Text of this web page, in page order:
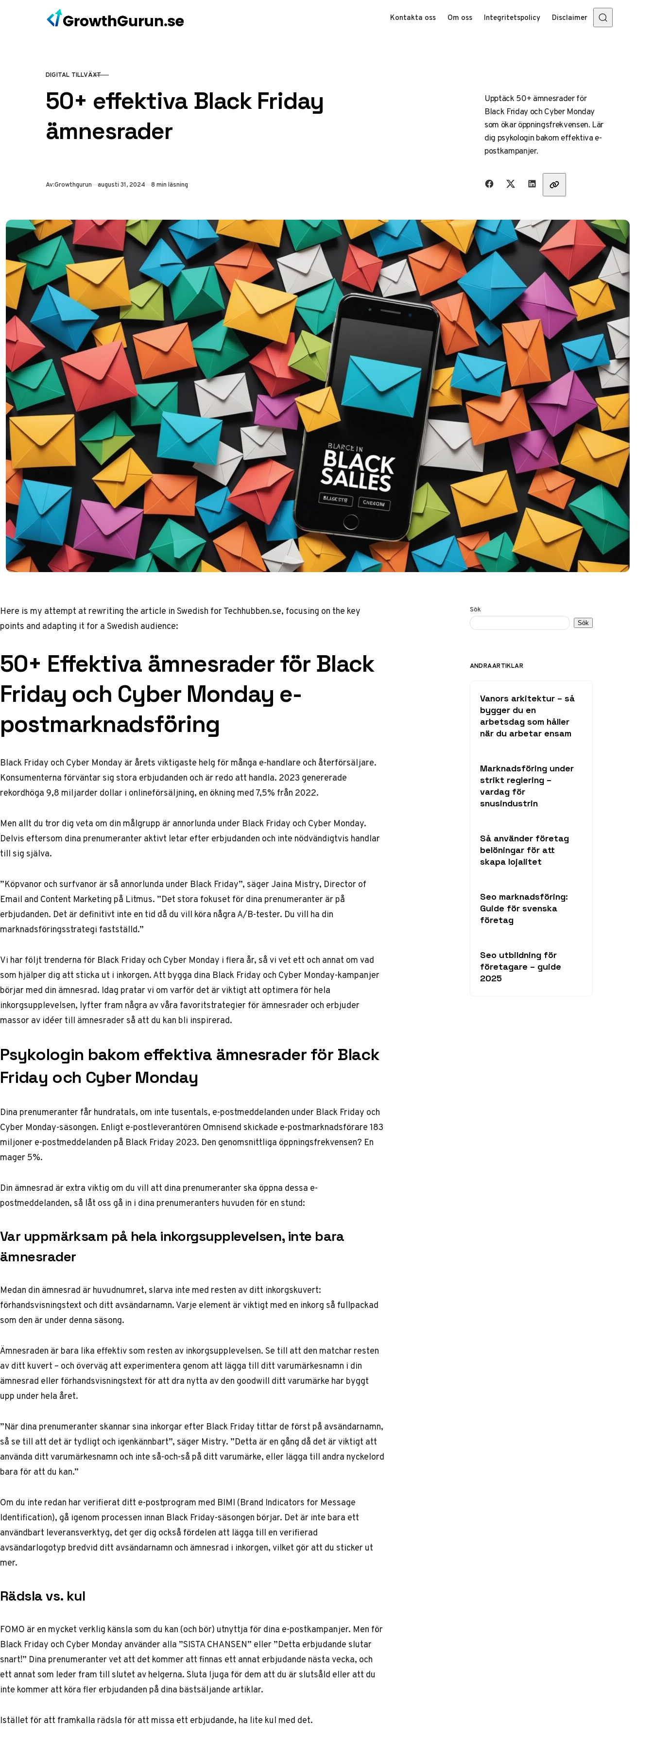
Hoppa till innehåll
Kontakta oss Om oss Integritetspolicy Disclaimer
KATEGORI
DIGITAL TILLVÄXT
50+ effektiva Black Friday
ämnesrader
Upptäck 50+ ämnesrader för
Black Friday och Cyber Monday
som ökar öppningsfrekvensen. Lär
dig psykologin bakom effektiva e-
postkampanjer.
Av:Growthgurun Publicerad
augusti 31, 2024 8 min läsning Dela med vänner
Here is my attempt at rewriting the article in Swedish for Techhubben.se, focusing on the key
points and adapting it for a Swedish audience:
50+ Effektiva ämnesrader för Black
Friday och Cyber Monday e-
postmarknadsföring
Black Friday och Cyber Monday är årets viktigaste helg för många e-handlare och återförsäljare.
Konsumenterna förväntar sig stora erbjudanden och är redo att handla. 2023 genererade
rekordhöga 9,8 miljarder dollar i onlineförsäljning, en ökning med 7,5% från 2022.
Men allt du tror dig veta om din målgrupp är annorlunda under Black Friday och Cyber Monday.
Delvis eftersom dina prenumeranter aktivt letar efter erbjudanden och inte nödvändigtvis handlar
till sig själva.
”Köpvanor och surfvanor är så annorlunda under Black Friday”, säger Jaina Mistry, Director of
Email and Content Marketing på Litmus. ”Det stora fokuset för dina prenumeranter är på
erbjudanden. Det är definitivt inte en tid då du vill köra några A/B-tester. Du vill ha din
marknadsföringsstrategi fastställd.”
Vi har följt trenderna för Black Friday och Cyber Monday i flera år, så vi vet ett och annat om vad
som hjälper dig att sticka ut i inkorgen. Att bygga dina Black Friday och Cyber Monday-kampanjer
börjar med din ämnesrad. Idag pratar vi om varför det är viktigt att optimera för hela
inkorgsupplevelsen, lyfter fram några av våra favoritstrategier för ämnesrader och erbjuder
massor av idéer till ämnesrader så att du kan bli inspirerad.
Psykologin bakom effektiva ämnesrader för Black
Friday och Cyber Monday
Dina prenumeranter får hundratals, om inte tusentals, e-postmeddelanden under Black Friday och
Cyber Monday-säsongen. Enligt e-postleverantören Omnisend skickade e-postmarknadsförare183
miljoner e-postmeddelanden på Black Friday 2023. Den genomsnittliga öppningsfrekvensen? En
mager 5%.
Din ämnesrad är extra viktig om du vill att dina prenumeranter ska öppna dessa e-
postmeddelanden, så låt oss gå in i dina prenumeranters huvuden för en stund:
Var uppmärksam på hela inkorgsupplevelsen, inte bara
ämnesrader
Medan din ämnesrad är huvudnumret, slarva inte med resten av ditt inkorgskuvert:
förhandsvisningstext och ditt avsändarnamn. Varje element är viktigt med en inkorg så fullpackad
som den är under denna säsong.
Ämnesraden är bara lika effektiv som resten av inkorgsupplevelsen. Se till att den matchar resten
av ditt kuvert – och överväg att experimentera genom att lägga till ditt varumärkesnamn i din
ämnesrad eller förhandsvisningstext för att dra nytta av den goodwill ditt varumärke har byggt
upp under hela året.
”När dina prenumeranter skannar sina inkorgar efter Black Friday tittar de först på avsändarnamn,
så se till att det är tydligt och igenkännbart”, säger Mistry. ”Detta är en gång då det är viktigt att
använda ditt varumärkesnamn och inte så-och-så på ditt varumärke, eller lägga till andra nyckelord
bara för att du kan.”
Om du inte redan har verifierat ditt e-postprogram med BIMI (Brand Indicators for Message
Identification), gå igenom processen innan Black Friday-säsongen börjar. Det är inte bara ett
användbart leveransverktyg, det ger dig också fördelen att lägga till en verifierad
avsändarlogotyp bredvid ditt avsändarnamn och ämnesrad i inkorgen, vilket gör att du sticker ut
mer.
Rädsla vs. kul
FOMO är en mycket verklig känsla som du kan (och bör) utnyttja för dina e-postkampanjer. Men för
Black Friday och Cyber Monday använder alla ”SISTA CHANSEN” eller ”Detta erbjudande slutar
snart!” Dina prenumeranter vet att det kommer att finnas ett annat erbjudande nästa vecka, och
ett annat som leder fram till slutet av helgerna. Sluta ljuga för dem att du är slutsåld eller att du
inte kommer att köra fler erbjudanden på dina bästsäljande artiklar.
Istället för att framkalla rädsla för att missa ett erbjudande, ha lite kul med det.
Sök
Sök
ANDRA ARTIKLAR
Vanors arkitektur – så
bygger du en
arbetsdag som håller
när du arbetar ensam
Marknadsföring under
strikt reglering –
vardag för
snusindustrin
Så använder företag
belöningar för att
skapa lojalitet
Seo marknadsföring:
Guide för svenska
företag
Seo utbildning för
företagare – guide
2025